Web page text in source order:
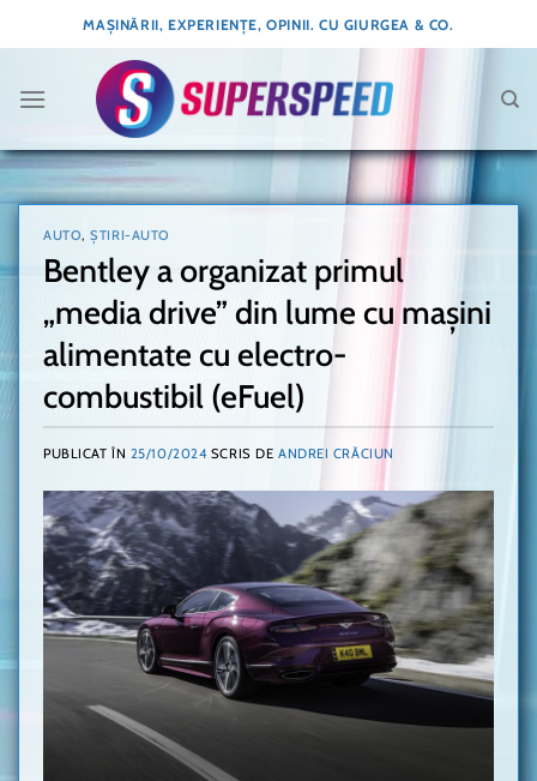
to
MAȘINĂRII, EXPERIENȚE, OPINII. CU GIURGEA & CO.
AUTO,ȘTIRI-AUTO
Bentley a organizat primul
„media drive” din lume cu mașini
alimentate cu electro-
combustibil (eFuel)
PUBLICAT ÎN 25/10/2024 SCRIS DE ANDREI CRĂCIUN